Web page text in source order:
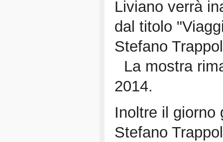
Liviano verrà
dal titolo
Stefano
La mostra
2014.
Inoltre il giorno
Stefano